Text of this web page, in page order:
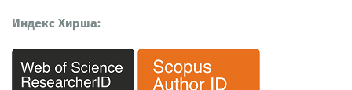
Индекс Хирша: